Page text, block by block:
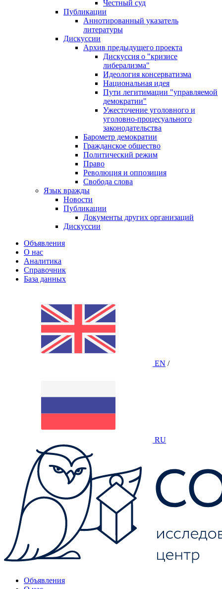
Честный суд
Публикации
Аннотированный указатель
литературы
Дискуссии
Архив предыдущего проекта
Дискуссия о "кризисе
либерализма"
Идеология консерватизма
Национальная идея
Пути легитимации "управляемой
демократии"
Ужесточение уголовного и
уголовно-процесуального
законодательства
Барометр демократии
Гражданское общество
Политический режим
Право
Революция и оппозиция
Свобода слова
Язык вражды
Новости
Публикации
Документы других организаций
Дискуссии
Объявления
О нас
Аналитика
Справочник
База данных
EN /
RU
Объявления